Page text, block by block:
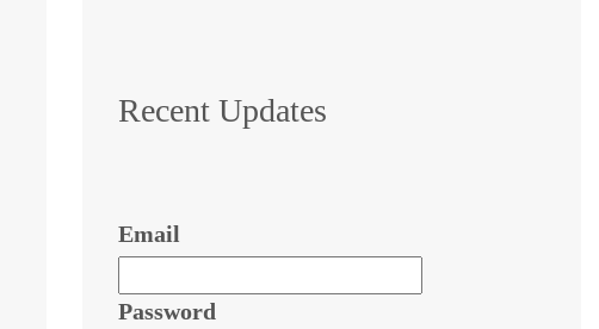
Recent Updates
Email
Password